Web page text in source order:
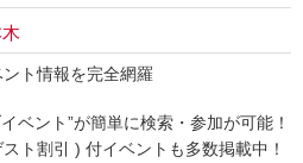
ト情報を完全網羅
ベント”が簡単に検索・参加が可能！
ト割引 ) 付イベントも多数掲載中！